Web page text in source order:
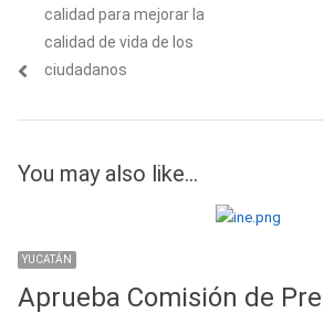
entradas
calidad para mejorar la
calidad de vida de los
ciudadanos
You may also like...
YUCATÁN
Aprueba Comisión de